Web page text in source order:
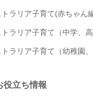
トラリア子育て(赤ちゃん
ラリア子育て（中学、高
トラリア子育て（幼稚園
役立ち情報